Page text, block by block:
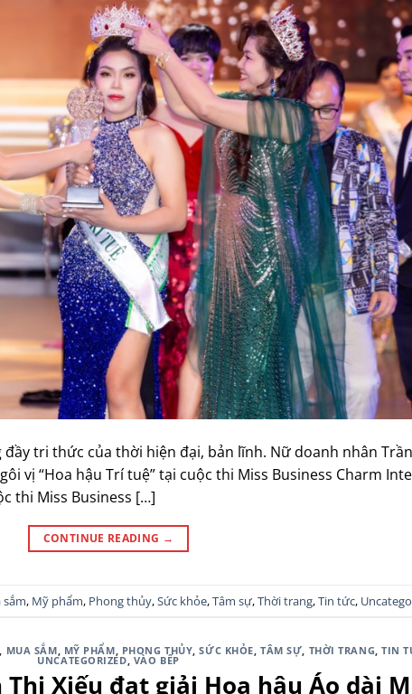
tri thức của thời hiện đại, bản lĩnh. Nữ doanh nhân
vị “Hoa hậu Trí tuệ” tại cuộc thi Miss Business Charm
thi Miss Business […]
CONTINUE READING →
sắm, Mỹ phẩm, Phong thủy,Sức khỏe,Tâm sự,Thời trang,Tin tức,
, MUA SẮM, MỸ PHẨM, PHONG THỦY,SỨC KHỎE,TÂM SỰ, THỜI TRANG,TIN
UNCATEGORIZED, VÀO BẾP
Xiếu đạt giải Hoa hậu Áo dài